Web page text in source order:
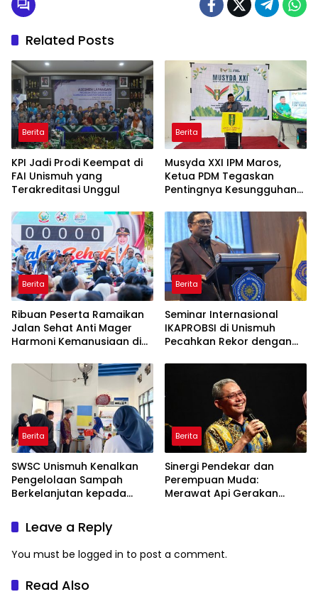
Related Posts
Berita
KPI Jadi Prodi Keempat di
FAI Unismuh yang
Terakreditasi Unggul
Berita
Musyda XXI IPM Maros,
Ketua PDM Tegaskan
Pentingnya Kesungguhan
Berita
Ribuan Peserta Ramaikan
Jalan Sehat Anti Mager
Harmoni Kemanusiaan di
Berita
Seminar Internasional
IKAPROBSI di Unismuh
Pecahkan Rekor dengan
Berita
SWSC Unismuh Kenalkan
Pengelolaan Sampah
Berkelanjutan kepada
Visit
Berita
Sinergi Pendekar dan
Perempuan Muda:
Merawat Api Gerakan
Leave a Reply
You must be logged in to post a comment.
Read Also